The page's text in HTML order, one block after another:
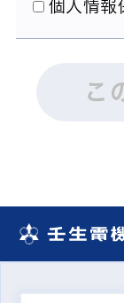
個人情報
こ